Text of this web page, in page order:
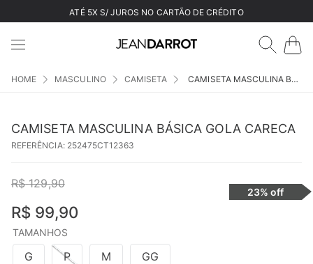
ATÉ 5X S/ JUROS NO CARTÃO DE CRÉDITO
MASCULINO CAMISETA CAMISETA MASCULINA BÁSICA GOLA CARECA
CAMISETA MASCULINA BÁSICA GOLA CARECA
REFERÊNCIA: 252475CT12363
R$ 129,90
R$ 99,90
23% off
TAMANHOS
G P M GG